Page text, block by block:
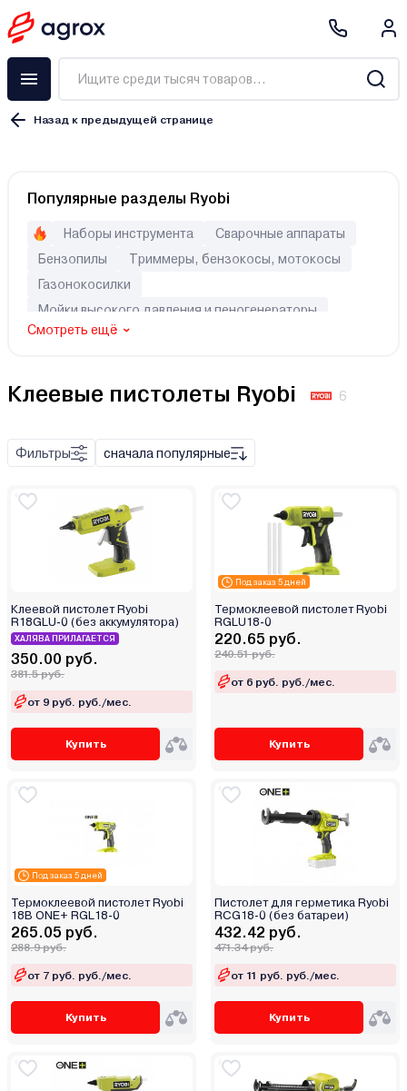
Назад к предыдущей странице
Популярные разделы Ryobi
Смотреть ещё
Наборы инструмента
Сварочные аппараты
Бензопилы
Триммеры, бензокосы, мотокосы
Газонокосилки
Мойки высокого давления и пеногенераторы
Генераторы (электростанции)
Клеевые пистолеты Ryobi 6
Фильтры сначала популярные
Клеевой пистолет Ryobi
R18GLU-0 (без аккумулятора)
ХАЛЯВА ПРИЛАГАЕТСЯ
350.00 руб.
381.5 руб.
от 9 руб. руб./мес.
Купить
Под заказ 5 дней
Термоклеевой пистолет Ryobi
RGLU18-0
220.65 руб.
240.51 руб.
от 6 руб. руб./мес.
Купить
Под заказ 5 дней
Термоклеевой пистолет Ryobi
18В ONE+ RGL18-0
265.05 руб.
288.9 руб.
от 7 руб. руб./мес.
Купить
Пистолет для герметика Ryobi
RCG18-0 (без батареи)
432.42 руб.
471.34 руб.
от 11 руб. руб./мес.
Купить